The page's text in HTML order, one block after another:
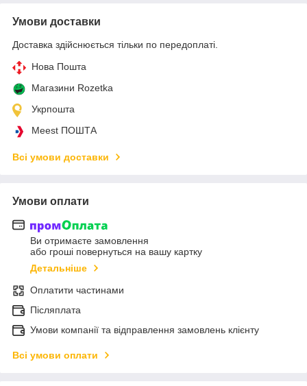
Умови доставки
Доставка здійснюється тільки по передоплаті.
Нова Пошта
Магазини Rozetka
Укрпошта
Meest ПОШТА
Всі умови доставки
Умови оплати
Ви отримаєте замовлення
або гроші повернуться на вашу картку
Детальніше
Оплатити частинами
Післяплата
Умови компанії та відправлення замовлень клієнту
Всі умови оплати